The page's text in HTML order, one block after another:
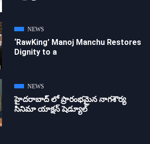
NEWS
‘RawKing’ Manoj Manchu Restores
Dignity to a
NEWS
హైదరాబాద్ లో ప్రారంభమైన నాగశౌర్య
సినిమా యాక్షన్ షెడ్యూల్